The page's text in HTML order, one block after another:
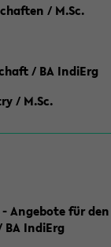
/ M.Sc.
/ BA IndiErg
/ M.Sc.
Angebote für
BA IndiErg